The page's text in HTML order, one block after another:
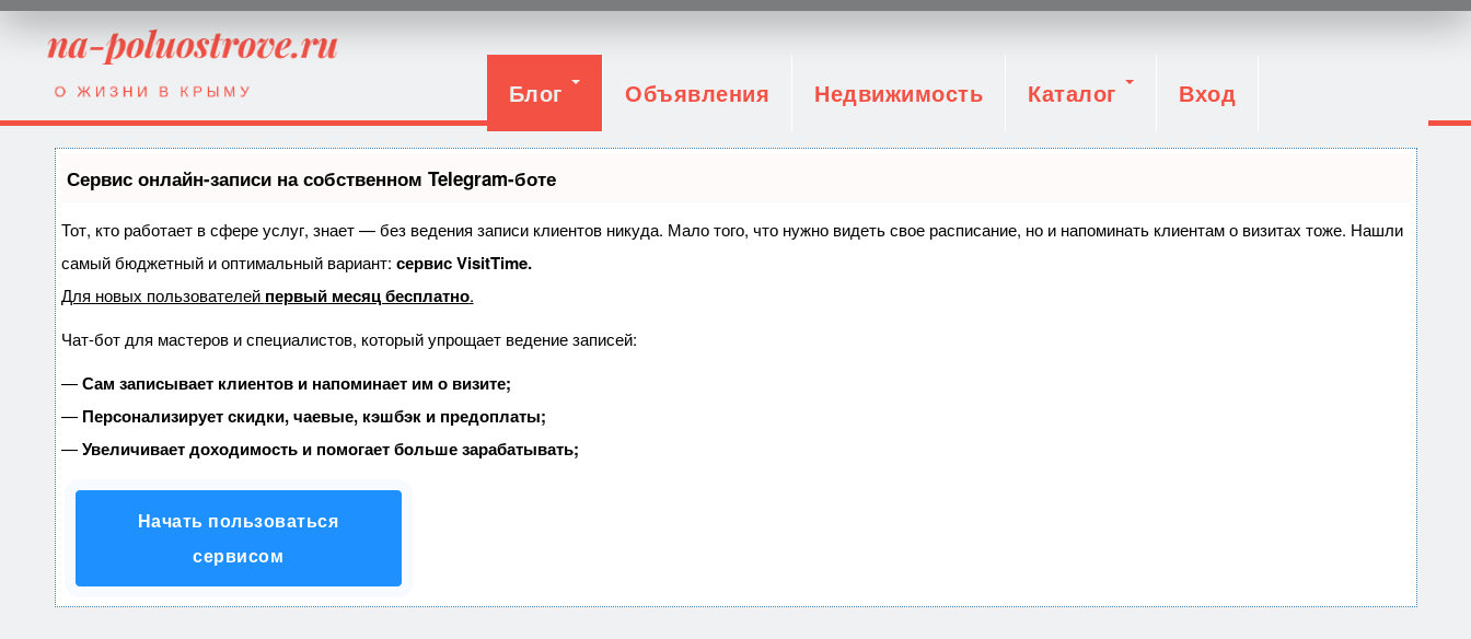
Блог Объявления Недвижимость Каталог Вход
Сервис онлайн-записи на собственном Telegram-боте
Тот, кто работает в сфере услуг, знает — без ведения записи клиентов никуда. Мало того, что нужно видеть свое расписание, но и напоминать клиентам о визитах тоже. Нашли
самый бюджетный и оптимальный вариант: сервис VisitTime.
Для новых пользователей первый месяц бесплатно.
Чат-бот для мастеров и специалистов, который упрощает ведение записей:
—Сам записывает клиентов и напоминает им о визите;
— Персонализирует скидки, чаевые, кэшбэк и предоплаты;
—Увеличивает доходимость и помогает больше зарабатывать;
Начать пользоваться
сервисом